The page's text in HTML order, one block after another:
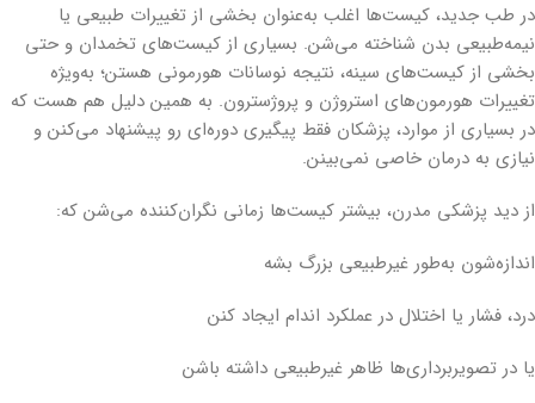
در طب جدید، کیست‌ها اغلب به‌عنوان بخشی از تغییرات طبیعی یا
نیمه‌طبیعی بدن شناخته می‌شن. بسیاری از کیست‌های تخمدان و حتی
بخشی از کیست‌های سینه، نتیجه نوسانات هورمونی هستن؛ به‌ویژه
تغییرات هورمون‌های استروژن و پروژسترون. به همین دلیل هم هست که
در بسیاری از موارد، پزشکان فقط پیگیری دوره‌ای رو پیشنهاد می‌کنن و
نیازی به درمان خاصی نمی‌بینن.
از دید پزشکی مدرن، بیشتر کیست‌ها زمانی نگران‌کننده می‌شن که:
اندازه‌شون به‌طور غیرطبیعی بزرگ بشه
درد، فشار یا اختلال در عملکرد اندام ایجاد کنن
یا در تصویربرداری‌ها ظاهر غیرطبیعی داشته باشن